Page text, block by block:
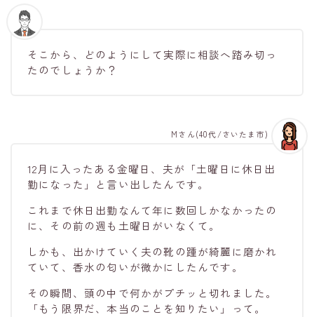
そこから、どのようにして実際に相談へ踏み切っ
たのでしょうか？
12月に入ったある金曜日、夫が「土曜日に休日出
勤になった」と言い出したんです。
これまで休日出勤なんて年に数回しかなかったの
に、その前の週も土曜日がいなくて。
しかも、出かけていく夫の靴の踵が綺麗に磨かれ
ていて、香水の匂いが微かにしたんです。
その瞬間、頭の中で何かがプチッと切れました。
「もう限界だ、本当のことを知りたい」って。
Mさん(40代/さいたま市)